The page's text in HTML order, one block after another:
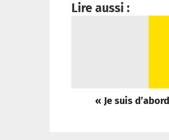
Lire aussi :
« Je suis